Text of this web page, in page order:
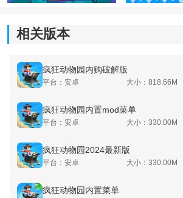
相关版本
疯狂动物园内购破解版
平台：安卓 大小：818.66M
疯狂动物园内置mod菜单
平台：安卓 大小：330.00M
疯狂动物园2024最新版
平台：安卓 大小：330.00M
疯狂动物园内置菜单